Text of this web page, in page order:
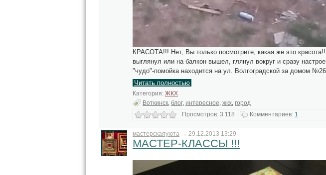
КРАСОТА!!! Нет, Вы только посмотрите, какая же это
выглянул или на балкон вышел, глянул вокруг и сразу
"чудо"-помойка находится на ул. Волгоградской за домом
Читать полностью
Категория: ЖКХ
Воткинск, блог, интересное, жкх, город
Просмотров: 3 118
Комментариев: 1
мастерскаяуюта → 29.12.2013 13:29
МАСТЕР-КЛАССЫ !!!